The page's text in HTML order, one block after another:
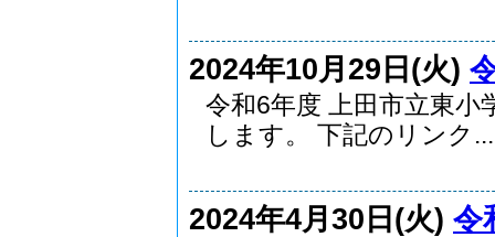
2024年10月29日(火)
令和6年度 上田市立東小
します。 下記のリンク...
2024年4月30日(火) 令